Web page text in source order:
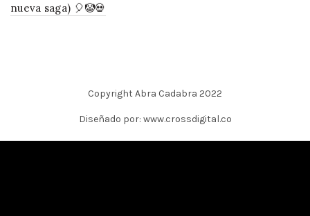
nueva saga) 🎈🤡💀
Copyright Abra Cadabra 2022
Diseñado por: www.crossdigital.co